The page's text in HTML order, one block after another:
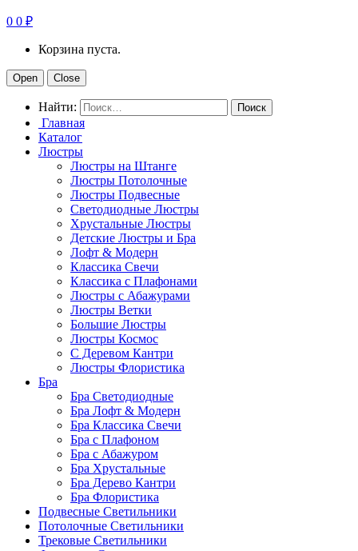
0 0 ₽
Корзина пуста.
Open Close
Найти:
Главная
Каталог
Люстры
Люстры на Штанге
Люстры Потолочные
Люстры Подвесные
Светодиодные Люстры
Хрустальные Люстры
Детские Люстры и Бра
Лофт & Модерн
Классика Свечи
Классика с Плафонами
Люстры с Абажурами
Люстры Ветки
Большие Люстры
Люстры Космос
С Деревом Кантри
Люстры Флористика
Бра
Бра Светодиодные
Бра Лофт & Модерн
Бра Классика Свечи
Бра с Плафоном
Бра с Абажуром
Бра Хрустальные
Бра Дерево Кантри
Бра Флористика
Подвесные Светильники
Потолочные Светильники
Трековые Светильники